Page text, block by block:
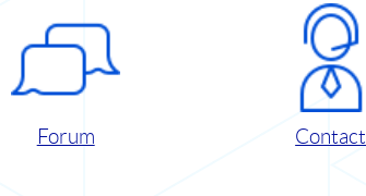
Forum Contact